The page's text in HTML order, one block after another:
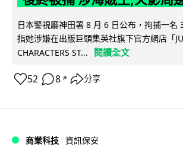
日本警視廳神田署 8 月 6 日公布，拘捕一名
指她涉嫌在出版巨頭集英社旗下官方網店「
CHARACTERS ST...
閱讀全文
52 8 ↗ 分享
商業科技 資訊保安